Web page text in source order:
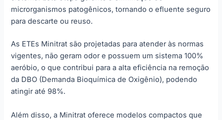
microrganismos patogênicos, tornando o efluente seguro
para descarte ou reuso.
As ETEs Minitrat são projetadas para atender às normas
vigentes, não geram odor e possuem um sistema 100%
aeróbio, o que contribui para a alta eficiência na remoção
da DBO (Demanda Bioquímica de Oxigênio), podendo
atingir até 98%.
Além disso, a Minitrat oferece modelos compactos que